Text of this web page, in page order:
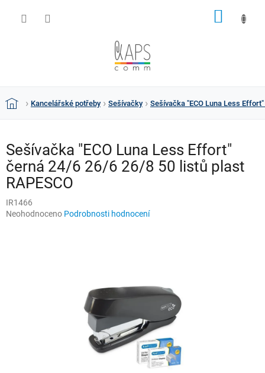
DomůKancelářské potřeby Sešívačky Sešívačka "ECO Luna Less
Sešívačka "ECO Luna Less Effort"
černá 24/6 26/6 26/8 50 listů plast
RAPESCO
IR1466
Průměrné
Neohodnoceno Podrobnosti hodnocení